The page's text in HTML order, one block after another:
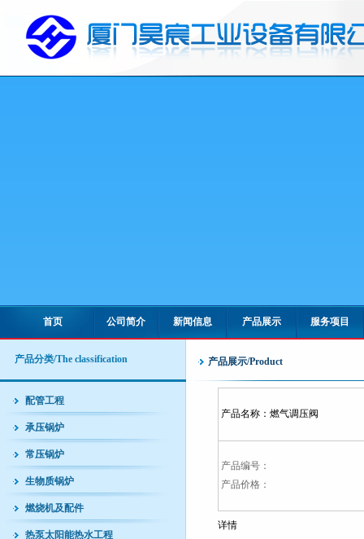
首页 公司简介 新闻信息 产品展示 服务项目
产品分类/The classification
配管工程
承压锅炉
常压锅炉
生物质锅炉
燃烧机及配件
热泵太阳能热水工程
产品展示/Product
产品名称： 燃气调压阀
产品编号：
产品价格：
详情